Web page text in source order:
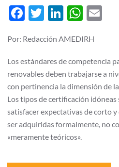
de
competencias
en
renovables
Facebook
Twitter
LinkedIn
Por: Redacción AMEDIRH
Los estándares de competencia
renovables deben trabajarse a
con pertinencia la dimensión de
Los tipos de certificación idóneas
satisfacer expectativas de corto y
ser adquiridas formalmente, no
«meramente teóricos».